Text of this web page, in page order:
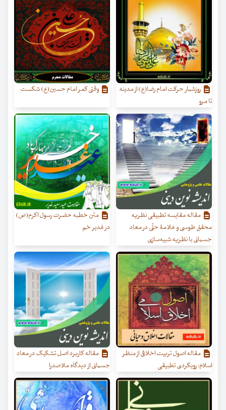
روزشمار حرکت امام رضا(ع) از مدینه
تا مرو
وقتی کمر امام حسین(ع) شکست
مقاله مقایسه تطبیقی نظریه
محقق طوسی و علامۀ حلّی در معاد
جسمانی با نظریه شبیه‌سازی
متن خطبه حضرت رسول اکرم(ص)
در غدیر خم
مقاله اصول تربیت اخلاقی از منظر
اسلام: رویکردی تطبیقی
مقاله کاربرد اصل تشکیک در معاد
جسمانی از دیدگاه ملاصدرا